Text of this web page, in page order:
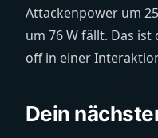
Attackenpower um
um 76 W fällt. Das
off in einer
Dein